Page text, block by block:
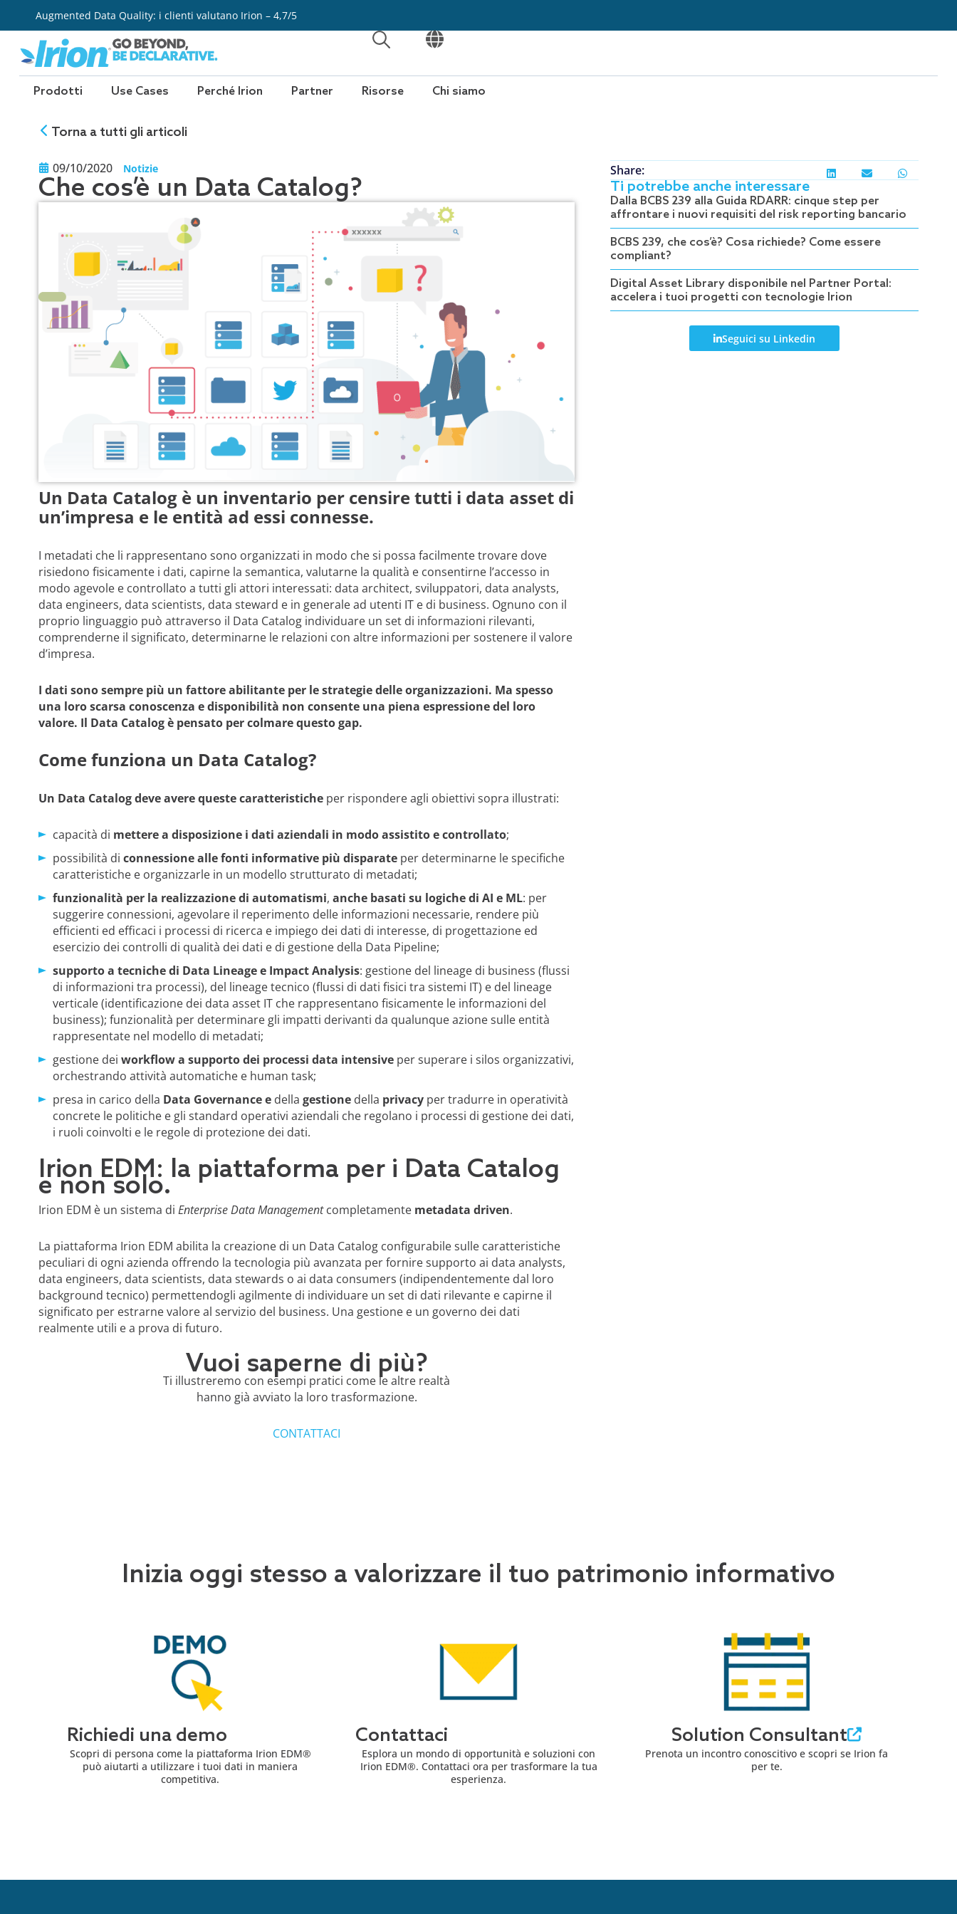
contenuto
Augmented Data Quality: i clienti valutano Irion – 4,7/5
APRI
APRI
Prodotti Use Cases Perché Irion Partner Risorse Chi siamo
Torna a tutti gli articoli
09/10/2020 Notizie
Che cos’è un Data Catalog?
Un Data Catalog è un inventario per censire tutti i data asset di
un’impresa e le entità ad essi connesse.
I metadati che li rappresentano sono organizzati in modo che si possa facilmente trovare dove
risiedono fisicamente i dati, capirne la semantica, valutarne la qualità e consentirne l’accesso in
modo agevole e controllato a tutti gli attori interessati: data architect, sviluppatori, data analysts,
data engineers, data scientists, data steward e in generale ad utenti IT e di business. Ognuno con il
proprio linguaggio può attraverso il Data Catalog individuare un set di informazioni rilevanti,
comprenderne il significato, determinarne le relazioni con altre informazioni per sostenere il valore
d’impresa.
I dati sono sempre più un fattore abilitante per le strategie delle organizzazioni. Ma spesso
una loro scarsa conoscenza e disponibilità non consente una piena espressione del loro
valore. Il Data Catalog è pensato per colmare questo gap.
Come funziona un Data Catalog?
Un Data Catalogdeve avere queste caratteristiche per rispondere agli obiettivi sopra illustrati:
capacità di mettere a disposizione i dati aziendali in modo assistito e controllato;
possibilità di connessione alle fonti informative più disparateper determinarne le specifiche
caratteristiche e organizzarle in un modello strutturato di metadati;
funzionalità per la realizzazione di automatismi, anche basati su logiche di AI e ML: per
suggerire connessioni, agevolare il reperimento delle informazioni necessarie, rendere più
efficienti ed efficaci i processi di ricerca e impiego dei dati di interesse, di progettazione ed
esercizio dei controlli di qualità dei dati e di gestione della Data Pipeline;
supporto a tecniche di Data Lineage e Impact Analysis: gestione del lineage di business (flussi
di informazioni tra processi), del lineage tecnico (flussi di dati fisici tra sistemi IT) e del lineage
verticale (identificazione dei data asset IT che rappresentano fisicamente le informazioni del
business); funzionalità per determinare gli impatti derivanti da qualunque azione sulle entità
rappresentate nel modello di metadati;
gestione dei workflow a supporto dei processi data intensiveper superare i silos organizzativi,
orchestrando attività automatiche e human task;
presa in carico della Data Governance edella gestionedella privacyper tradurre in operatività
concrete le politiche e gli standard operativi aziendali che regolano i processi di gestione dei dati,
i ruoli coinvolti e le regole di protezione dei dati.
Irion EDM: la piattaforma per i Data Catalog
e non solo.
Irion EDM è un sistema di Enterprise Data Managementcompletamente metadata driven.
La piattaforma Irion EDM abilita la creazione di un Data Catalog configurabile sulle caratteristiche
peculiari di ogni azienda offrendo la tecnologia più avanzata per fornire supporto ai data analysts,
data engineers, data scientists, data stewards o ai data consumers (indipendentemente dal loro
background tecnico) permettendogli agilmente di individuare un set di dati rilevante e capirne il
significato per estrarne valore al servizio del business. Una gestione e un governo dei dati
realmente utili e a prova di futuro.
Vuoi saperne di più?
Ti illustreremo con esempi pratici come le altre realtà
hanno già avviato la loro trasformazione.
CONTATTACI
Share:
Ti potrebbe anche interessare
Dalla BCBS 239 alla Guida RDARR: cinque step per
affrontare i nuovi requisiti del risk reporting bancario
BCBS 239, che cos’è? Cosa richiede? Come essere
compliant?
Digital Asset Library disponibile nel Partner Portal:
accelera i tuoi progetti con tecnologie Irion
Seguici su Linkedin
Inizia oggi stesso a valorizzare il tuo patrimonio informativo
Richiedi una demo
Scopri di persona come la piattaforma Irion EDM®
può aiutarti a utilizzare i tuoi dati in maniera
competitiva.
Contattaci
Esplora un mondo di opportunità e soluzioni con
Irion EDM®. Contattaci ora per trasformare la tua
esperienza.
Solution Consultant
Prenota un incontro conoscitivo e scopri se Irion fa
per te.